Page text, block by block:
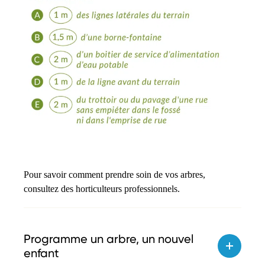
Pour savoir comment prendre soin de vos arbres,
consultez des horticulteurs professionnels.
Programme un arbre, un nouvel
enfant